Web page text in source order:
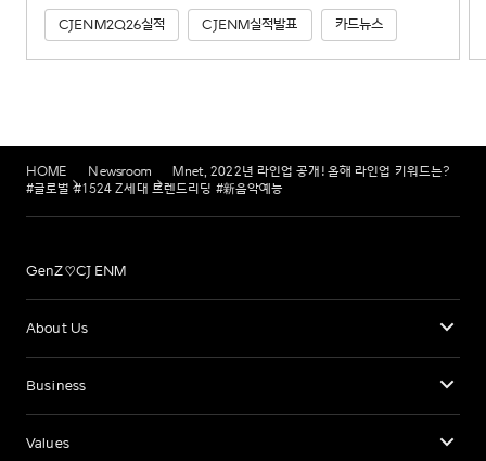
CJENM2Q26실적 CJENM실적발표 카드뉴스
HOME Newsroom
Mnet, 2022년 라인업 공개! 올해 라인업 키워드는?
#글로벌 #1524 Z세대 트렌드리딩 #新음악예능
GenZ♡CJ ENM
About Us
Business
Values